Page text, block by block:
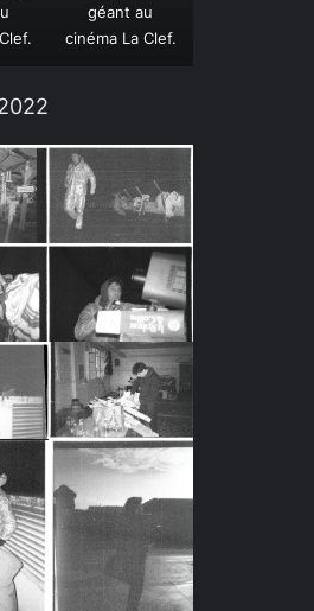
géant au
cinéma La Clef.